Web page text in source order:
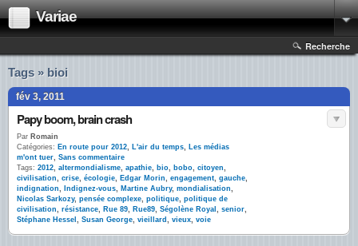
Variae
Recherche
Tags » bioi
fév 3, 2011
Papy boom, brain crash
Par Romain
Catégories: En route pour 2012, L'air du temps, Les médias
m'ont tuer, Sans commentaire
Tags: 2012, altermondialisme, apathie, bio, bobo, citoyen,
civilisation, crise, écologie, Edgar Morin, engagement, gauche,
indignation, Indignez-vous, Martine Aubry, mondialisation,
Nicolas Sarkozy, pensée complexe, politique, politique de
civilisation, résistance, Rue 89, Rue89, Ségolène Royal , senior,
Stéphane Hessel , Susan George, vieillard , vieux, voie